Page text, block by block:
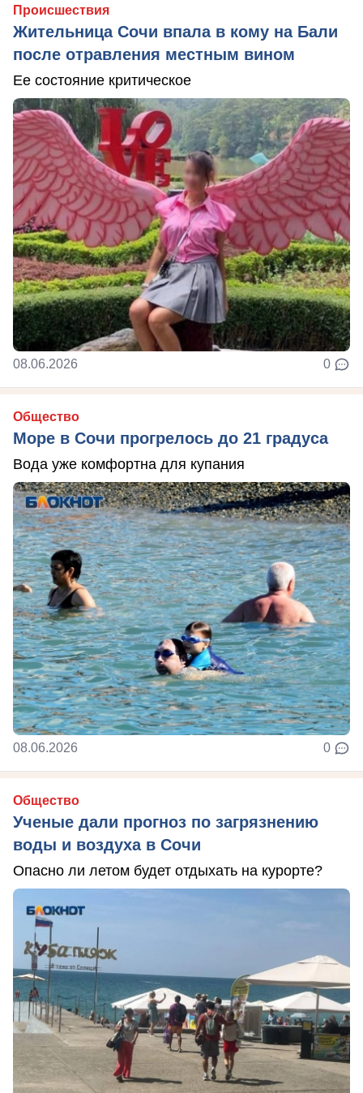
Происшествия
Жительница Сочи впала в кому на Бали
после отравления местным вином
Ее состояние критическое
08.06.2026 0
Общество
Море в Сочи прогрелось до 21 градуса
Вода уже комфортна для купания
08.06.2026 0
Общество
Ученые дали прогноз по загрязнению
воды и воздуха в Сочи
Опасно ли летом будет отдыхать на курорте?